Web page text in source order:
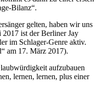
Bilanz“.
gelten, haben wir uns
2017 ist der Berliner Jay
im Schlager-Genre aktiv.
am 17. März 2017).
aufzubauen
lernen, lernen, plus einer